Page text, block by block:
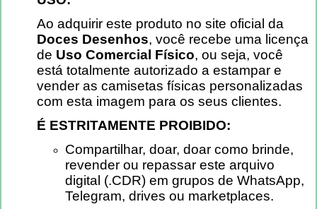
Ao adquirir este produto no site oficial da
Doces Desenhos, você recebe uma licença
de Uso Comercial Físico, ou seja, você
está totalmente autorizado a estampar e
vender as camisetas físicas personalizadas
com esta imagem para os seus clientes.
É ESTRITAMENTE PROIBIDO:
Compartilhar, doar, doar como brinde,
revender ou repassar este arquivo
digital (.CDR) em grupos de WhatsApp,
Telegram, drives ou marketplaces.